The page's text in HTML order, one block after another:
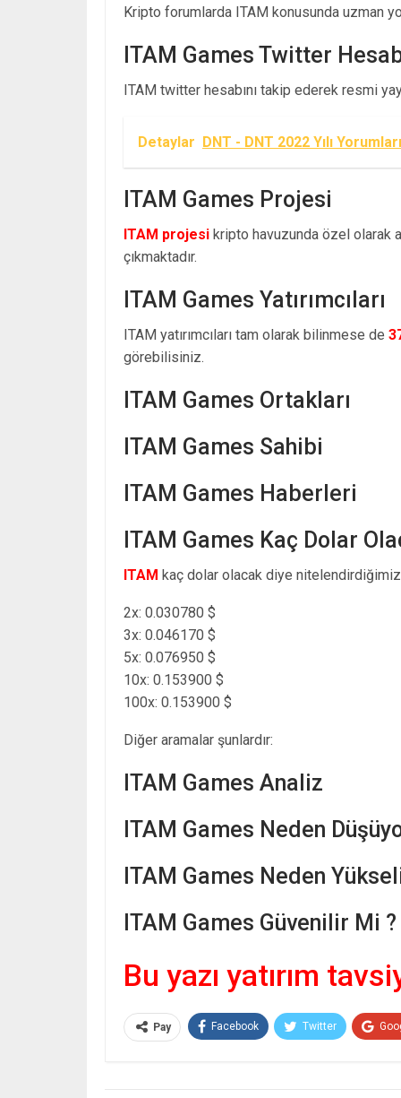
Kripto forumlarda ITAM konusunda uzman
ITAM Games Twitter
ITAM twitter hesabını takip ederek resmi
Detaylar DNT - DNT 2022 Yılı
ITAM Games Projesi
ITAM projesi kripto havuzunda özel olarak
çıkmaktadır.
ITAM Games Yatırımcıları
ITAM yatırımcıları tam olarak bilinmese de
görebilisiniz.
ITAM Games Ortakları
ITAM Games Sahibi
ITAM Games Haberleri
ITAM Games Kaç Dolar
ITAM kaç dolar olacak diye
2x: 0.030780 $
3x: 0.046170 $
5x: 0.076950 $
10x: 0.153900 $
100x: 0.153900 $
Diğer aramalar şunlardır:
ITAM Games Analiz
ITAM Games Neden
ITAM Games Neden
ITAM Games Güvenilir Mi ?
Bu yazı yatırım
Pay Facebook Twitter